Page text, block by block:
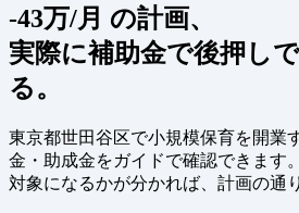
-43万/月 の計画、
実際に補助金で後押し
る。
東京都世田谷区で小規模保育を開業
金・助成金をガイドで確認できます
対象になるかが分かれば、計画の通